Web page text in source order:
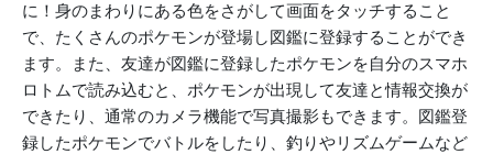
に！身のまわりにある色をさがして画面をタッチすること
で、たくさんのポケモンが登場し図鑑に登録することができ
ます。また、友達が図鑑に登録したポケモンを自分のスマホ
ロトムで読み込むと、ポケモンが出現して友達と情報交換が
できたり、通常のカメラ機能で写真撮影もできます。図鑑登
録したポケモンでバトルをしたり、釣りやリズムゲームなど